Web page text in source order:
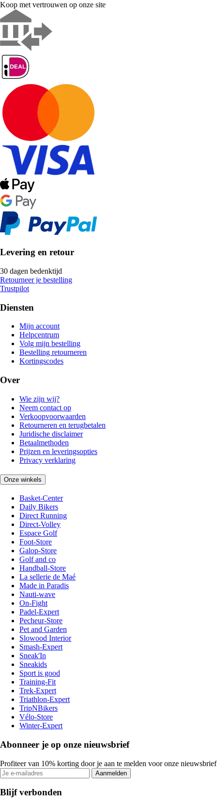
Koop met vertrouwen op onze site
Levering en retour
30 dagen bedenktijd
Retourneer je bestelling
Trustpilot
Diensten
Mijn account
Helpcentrum
Volg mijn bestelling
Bestelling retourneren
Kortingscodes
Over
Wie zijn wij?
Neem contact op
Verkoopvoorwaarden
Retourneren en terugbetalen
Juridische disclaimer
Betaalmethoden
Prijzen en leveringsopties
Privacy verklaring
Onze winkels
Basket-Center
Daily Bikers
Direct Running
Direct-Volley
Espace Golf
Foot-Store
Galop-Store
Golf and co
Handball-Store
La sellerie de Maé
Made in Paradis
Nauti-wave
On-Fight
Padel-Expert
Pecheur-Store
Pet and Garden
Slowood Interior
Smash-Expert
Sneak'In
Sneakids
Sport is good
Training-Fit
Trek-Expert
Triathlon-Expert
TripNBikers
Vélo-Store
Winter-Expert
Abonneer je op onze nieuwsbrief
Profiteer van 10% korting door je aan te melden voor onze nieuwsbrief
Aanmelden
Blijf verbonden